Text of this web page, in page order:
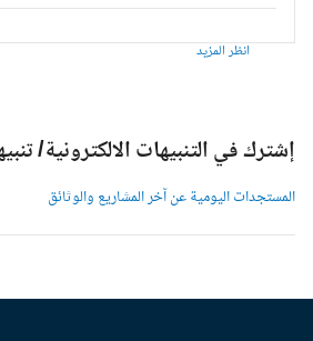
انظر المزيد
إشترك في التنبيهات الالكترونية/
المستجدات اليومية عن آخر المشاريع والوثائق